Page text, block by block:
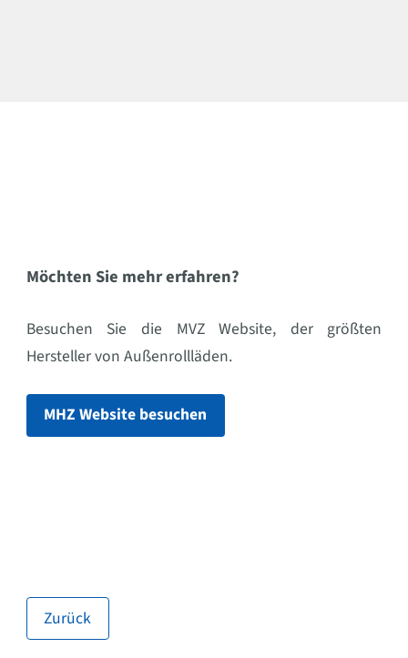
Möchten Sie mehr erfahren?
Besuchen Sie die MVZ Website, der größten
Hersteller von Außenrollläden.
MHZ Website besuchen
Zurück